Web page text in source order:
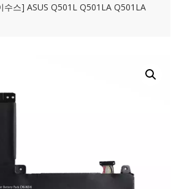
수스] ASUS Q501L Q501LA Q501LA